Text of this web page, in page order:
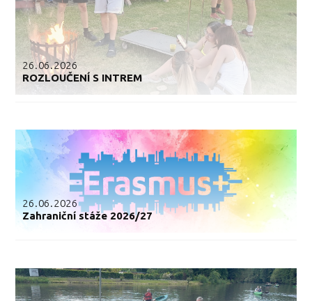
26.06.2026
ROZLOUČENÍ S INTREM
26.06.2026
Zahraniční stáže 2026/27